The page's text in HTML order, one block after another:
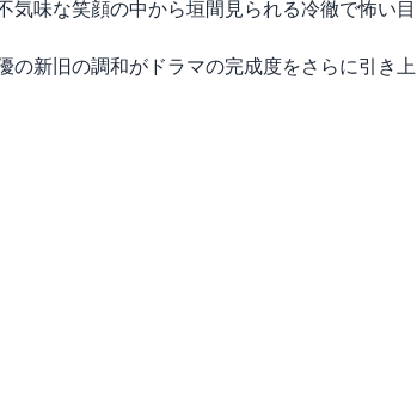
味な笑顔の中から垣間見られる冷徹で怖い目
新旧の調和がドラマの完成度をさらに引き上